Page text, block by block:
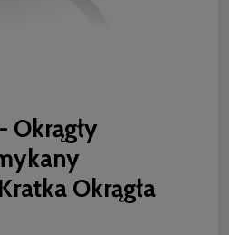
Okrągły
Okrągła